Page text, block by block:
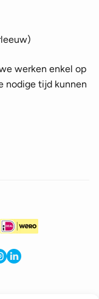
werken enkel op
nodige tijd kunnen